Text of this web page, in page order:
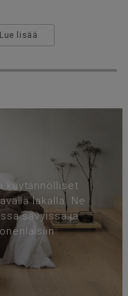
Lue lisää
käytännölliset
lakalla. Ne
sävyissä ja